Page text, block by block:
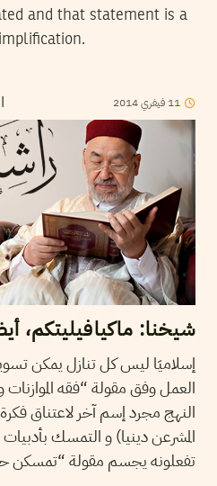
and that statement is a
11 فيفري2014
شيخنا: ماكيافيليتكم،
إسلاميَا ليس كل تنازل يمكن
العمل وفق مقولة “فقه
النهج مجرد إسم آخر لاعتناق
المشرعن دينيا) و التمسك بأدبيات
تفعلونه يجسم مقولة “تمسكن